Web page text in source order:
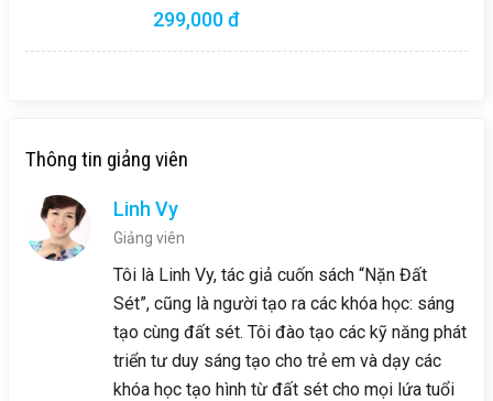
299,000 đ
Thông tin giảng viên
Linh Vy
Giảng viên
Tôi là Linh Vy, tác giả cuốn sách “Nặn Đất
Sét”, cũng là người tạo ra các khóa học: sáng
tạo cùng đất sét. Tôi đào tạo các kỹ năng phát
triển tư duy sáng tạo cho trẻ em và dạy các
khóa học tạo hình từ đất sét cho mọi lứa tuổi